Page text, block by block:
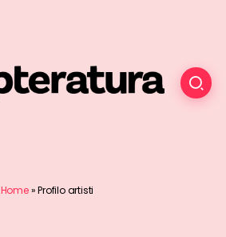
Home»Profilo artisti